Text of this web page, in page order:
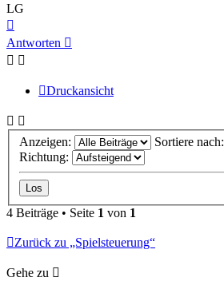
LG
oben
Antworten
Druckansicht
Anzeigen:
Sortiere nach:
Richtung:
4 Beiträge • Seite 1 von 1
Zurück zu „Spielsteuerung“
Gehe zu